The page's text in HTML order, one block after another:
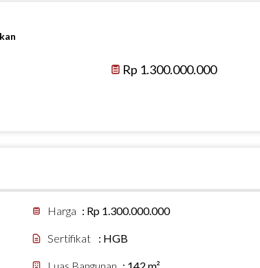
Rp 1.300.000.000
Harga : Rp 1.300.000.000
Sertifikat : HGB